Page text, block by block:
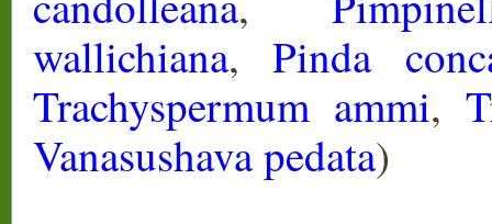
wallichiana,Pinda
Trachyspermum ammi,
Vanasushava pedata)